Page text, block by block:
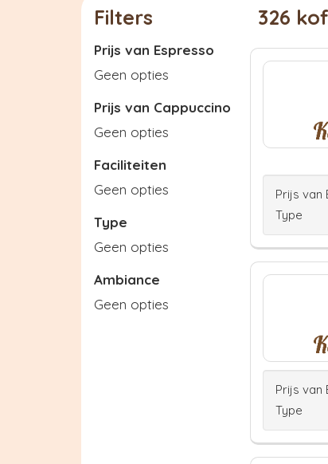
Filters
Prijs van Espresso
Geen opties
Prijs van Cappuccino
Geen opties
Faciliteiten
Geen opties
Type
Geen opties
Ambiance
Geen opties
326
Prijs van
Type
Prijs van
Type